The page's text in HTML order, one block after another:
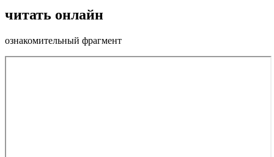
читать онлайн
ознакомительный фрагмент